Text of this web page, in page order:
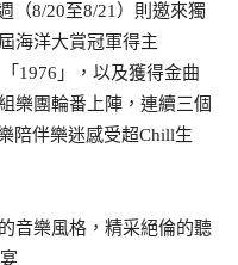
（8/20至8/21）則邀來獨
海洋大賞冠軍得主
1976」，以及獲得金曲
樂團輪番上陣，連續三個
陪伴樂迷感受超Chill生